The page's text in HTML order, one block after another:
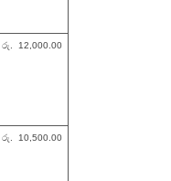
රු. 12,000.00
රු. 10,500.00